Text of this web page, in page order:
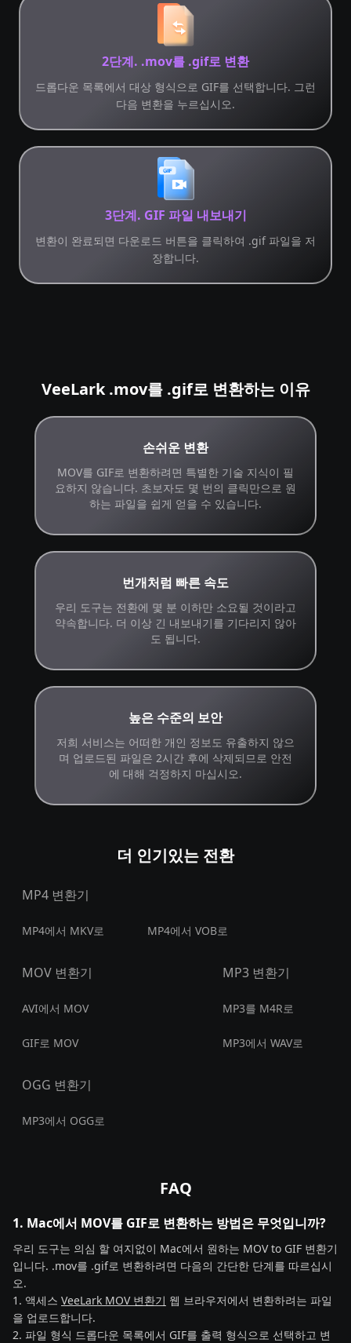
2단계. .mov를 .gif로 변환
드롭다운 목록에서 대상 형식으로 GIF를 선택합니다. 그런
다음 변환을 누르십시오.
3단계. GIF 파일 내보내기
변환이 완료되면 다운로드 버튼을 클릭하여 .gif 파일을 저
장합니다.
VeeLark .mov를 .gif로 변환하는 이유
손쉬운 변환
MOV를 GIF로 변환하려면 특별한 기술 지식이 필
요하지 않습니다. 초보자도 몇 번의 클릭만으로 원
하는 파일을 쉽게 얻을 수 있습니다.
번개처럼 빠른 속도
우리 도구는 전환에 몇 분 이하만 소요될 것이라고
약속합니다. 더 이상 긴 내보내기를 기다리지 않아
도 됩니다.
높은 수준의 보안
저희 서비스는 어떠한 개인 정보도 유출하지 않으
며 업로드된 파일은 2시간 후에 삭제되므로 안전
에 대해 걱정하지 마십시오.
더 인기있는 전환
MP4 변환기
MP4에서 MKV로 MP4에서 VOB로
MOV 변환기
AVI에서 MOV
GIF로 MOV
MP3 변환기
MP3를 M4R로
MP3에서 WAV로
OGG 변환기
MP3에서 OGG로
FAQ
1. Mac에서 MOV를 GIF로 변환하는 방법은 무엇입니까?
우리 도구는 의심 할 여지없이 Mac에서 원하는 MOV to GIF 변환기
입니다. .mov를 .gif로 변환하려면 다음의 간단한 단계를 따르십시
오.
1. 액세스 VeeLark MOV 변환기 웹 브라우저에서 변환하려는 파일
을 업로드합니다.
2. 파일 형식 드롭다운 목록에서 GIF를 출력 형식으로 선택하고 변